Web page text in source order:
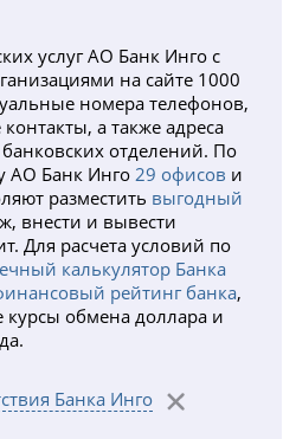
услуг АО Банк Инго с
на сайте 1000
номера телефонов,
а также адреса
отделений. По
АО Банк Инго29 офисов и
разместить выгодный
внести и вывести
Для расчета условий по
калькулятор Банка
рейтинг банка,
обмена доллара и
Банка Инго